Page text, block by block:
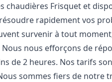
chaudières Frisquet et
rapidement vos
survenir à tout
nous efforçons de
de 2 heures. Nos tarifs
sommes fiers de notre